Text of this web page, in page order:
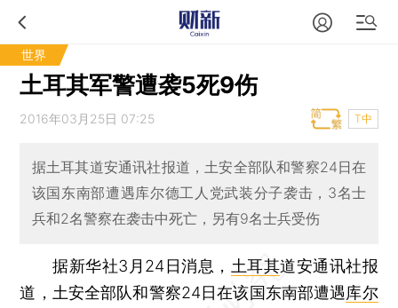
世界
土耳其军警遭袭5死9伤
2016年03月25日 07:25 T中
据土耳其道安通讯社报道，土安全部队和警察24日在
该国东南部遭遇库尔德工人党武装分子袭击，3名士
兵和2名警察在袭击中死亡，另有9名士兵受伤
据新华社3月24日消息， 土耳其道安通讯社报
道，土安全部队和警察24日在该国东南部遭遇库尔